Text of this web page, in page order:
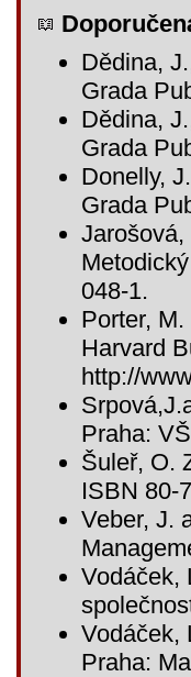
Dědina,
Grada
Dědina,
Grada
Donelly,
Grada
048-1.
Porter,
Harvard
http://
Praha:
Šuleř, O.
ISBN 80-
Veber, J.
Vodáček,
Vodáček,
Praha: